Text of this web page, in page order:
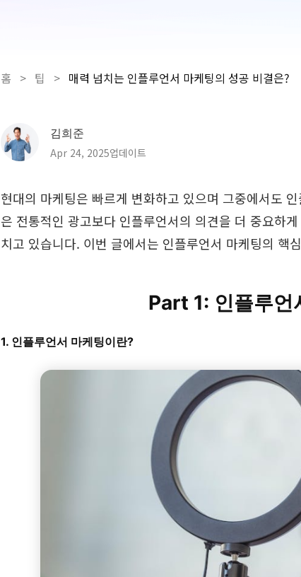
홈 > 팁 > 매력 넘치는 인플루언서 마케팅의 성공 비결은?
김희준
Apr 24, 2025업데이트
현대의 마케팅은 빠르게 변화하고 있으며 그중에서도
은 전통적인 광고보다 인플루언서의 의견을 더 중요하
치고 있습니다. 이번 글에서는 인플루언서 마케팅의 핵
Part 1: 인플루언
1. 인플루언서 마케팅이란?